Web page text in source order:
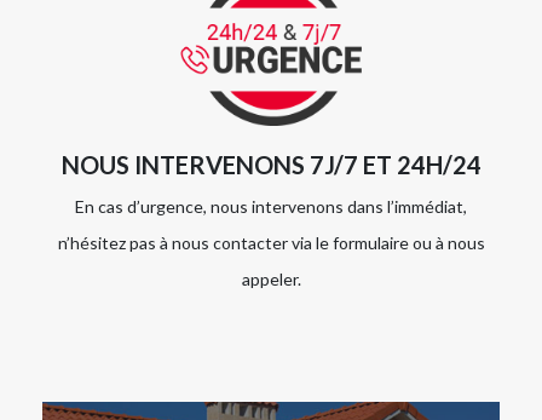
NOUS INTERVENONS 7J/7 ET 24H/24
En cas d’urgence, nous intervenons dans l’immédiat,
n’hésitez pas à nous contacter via le formulaire ou à nous
appeler.